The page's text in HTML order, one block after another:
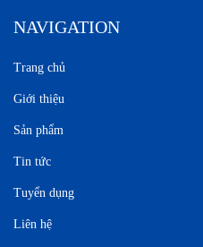
NAVIGATION
Trang chủ
Giới thiệu
Sản phẩm
Tin tức
Tuyển dụng
Liên hệ